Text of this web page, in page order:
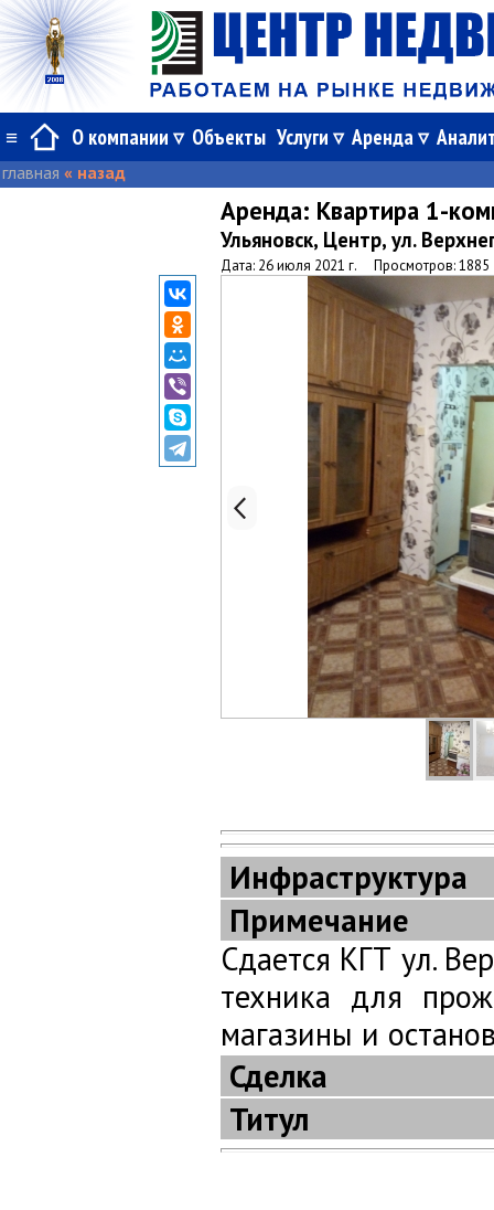
≡ О компании Объекты Услуги Аренда
главная « назад
Аренда: Квартира 1-
Ульяновск, Центр, ул.
Дата: 26 июля 2021 г. Просмотров: 1885
Инфраструктура
Примечание
Сдается КГТ ул.
техника для
магазины и
Сделка
Титул